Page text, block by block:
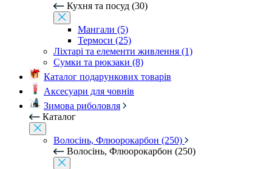
Кухня та посуд (30)
Мангали (5)
Термоси (25)
Ліхтарі та елементи живлення (1)
Сумки та рюкзаки (8)
Каталог подарункових товарів
Аксесуари для човнів
Зимова риболовля
Каталог
Волосінь, Флюорокарбон (250)
Волосінь, Флюорокарбон (250)